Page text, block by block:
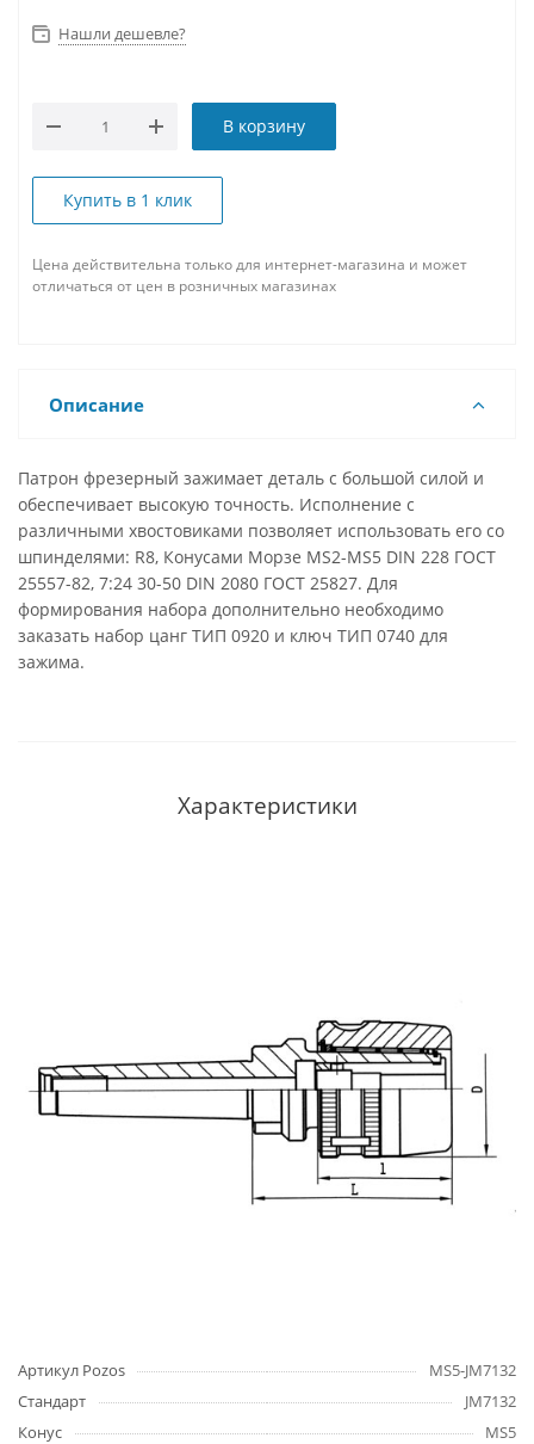
Нашли дешевле?
В корзину
Купить в 1 клик
Цена действительна только для интернет-магазина и может
отличаться от цен в розничных магазинах
Описание
Патрон фрезерный зажимает деталь с большой силой и
обеспечивает высокую точность. Исполнение с
различными хвостовиками позволяет использовать его со
шпинделями: R8, Конусами Морзе MS2-MS5 DIN 228 ГОСТ
25557-82, 7:24 30-50 DIN 2080 ГОСТ 25827. Для
формирования набора дополнительно необходимо
заказать набор цанг ТИП 0920 и ключ ТИП 0740 для
зажима.
Характеристики
Артикул Pozos
MS5-JM7132
Стандарт
JM7132
Конус
MS5